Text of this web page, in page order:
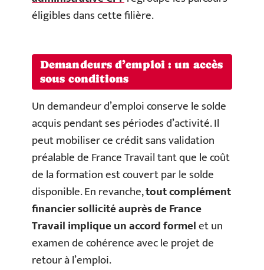
éligibles dans cette filière.
Demandeurs d’emploi : un accès
sous conditions
Un demandeur d’emploi conserve le solde
acquis pendant ses périodes d’activité. Il
peut mobiliser ce crédit sans validation
préalable de France Travail tant que le coût
de la formation est couvert par le solde
disponible. En revanche,tout complément
financier sollicité auprès de France
Travail implique un accord formelet un
examen de cohérence avec le projet de
retour à l’emploi.